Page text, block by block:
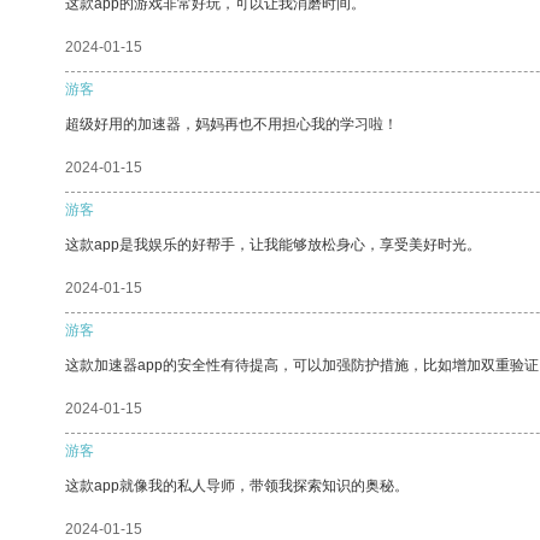
这款app的游戏非常好玩，可以让我消磨时间。
2024-01-15
游客
超级好用的加速器，妈妈再也不用担心我的学习啦！
2024-01-15
游客
这款app是我娱乐的好帮手，让我能够放松身心，享受美好时光。
2024-01-15
游客
这款加速器app的安全性有待提高，可以加强防护措施，比如增加双重验
2024-01-15
游客
这款app就像我的私人导师，带领我探索知识的奥秘。
2024-01-15